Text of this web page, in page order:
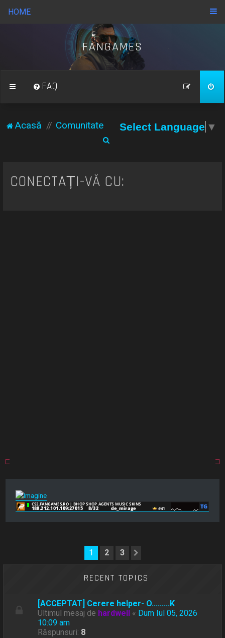
HOME
FANGAMES
FAQ
Acasă Comunitate Select Language ▼
t
CONECTAȚI-VĂ CU:
1 2 3
RECENT TOPICS
[ACCEPTAT] Cerere helper- O.........K
Ultimul mesaj de hardwell « Dum Iul 05, 2026
10:09 am
Răspunsuri: 8